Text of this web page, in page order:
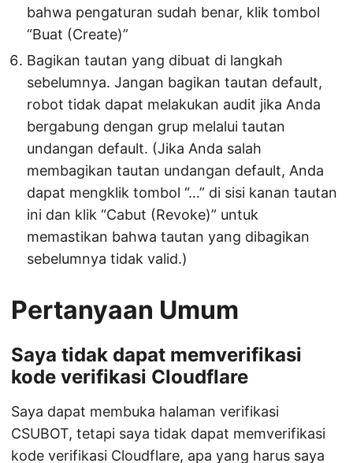
bahwa pengaturan sudah benar, klik tombol
“Buat (Create)”
Bagikan tautan yang dibuat di langkah
sebelumnya. Jangan bagikan tautan default,
robot tidak dapat melakukan audit jika Anda
bergabung dengan grup melalui tautan
undangan default. (Jika Anda salah
membagikan tautan undangan default, Anda
dapat mengklik tombol “…” di sisi kanan tautan
ini dan klik “Cabut (Revoke)” untuk
memastikan bahwa tautan yang dibagikan
sebelumnya tidak valid.)
Pertanyaan Umum
Saya tidak dapat memverifikasi
kode verifikasi Cloudflare
Saya dapat membuka halaman verifikasi
CSUBOT, tetapi saya tidak dapat memverifikasi
kode verifikasi Cloudflare, apa yang harus saya